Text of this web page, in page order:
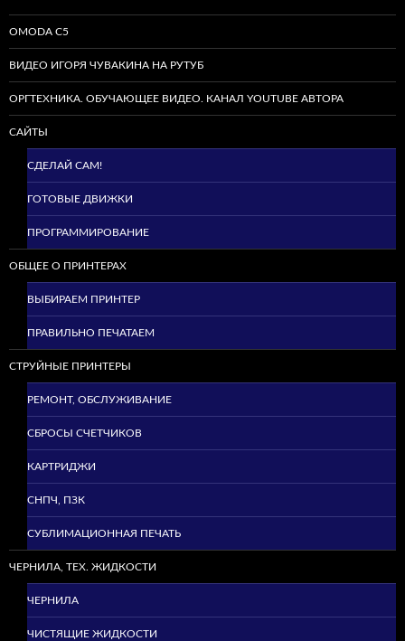
OMODA C5
ВИДЕО ИГОРЯ ЧУВАКИНА НА РУТУБ
ОРГТЕХНИКА. ОБУЧАЮЩЕЕ ВИДЕО. КАНАЛ YOUTUBE АВТОРА
САЙТЫ
СДЕЛАЙ САМ!
ГОТОВЫЕ ДВИЖКИ
ПРОГРАММИРОВАНИЕ
ОБЩЕЕ О ПРИНТЕРАХ
ВЫБИРАЕМ ПРИНТЕР
ПРАВИЛЬНО ПЕЧАТАЕМ
СТРУЙНЫЕ ПРИНТЕРЫ
РЕМОНТ, ОБСЛУЖИВАНИЕ
СБРОСЫ СЧЕТЧИКОВ
КАРТРИДЖИ
СНПЧ, ПЗК
СУБЛИМАЦИОННАЯ ПЕЧАТЬ
ЧЕРНИЛА, ТЕХ. ЖИДКОСТИ
ЧЕРНИЛА
ЧИСТЯЩИЕ ЖИДКОСТИ